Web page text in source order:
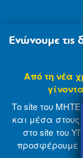
© 2007-2024
Ενώνουμε τις
Από τη νέα
Το site του
και μέσα στους
στο site του
προσφέρουμε